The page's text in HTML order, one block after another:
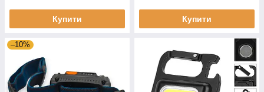
Купити Купити
–10%